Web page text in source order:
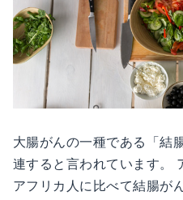
大腸がんの一種である「結
連すると言われています。
アフリカ人に比べて結腸が